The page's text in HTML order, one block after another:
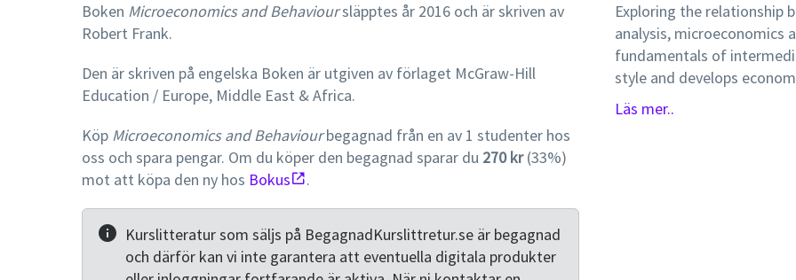
Boken Microeconomics and Behavioursläpptes år 2016 och är skriven av
Robert Frank.
Den är skriven på engelska Boken är utgiven av förlaget McGraw-Hill
Education / Europe, Middle East & Africa.
Köp Microeconomics and Behaviourbegagnad från en av 1 studenter hos
oss och spara pengar. Om du köper den begagnad sparar du 270 kr(33%)
mot att köpa den ny hos Bokus .
Kurslitteratur som säljs på BegagnadKurslittretur.se är begagnad
och därför kan vi inte garantera att eventuella digitala produkter
Exploring the relationship
analysis, microeconomics
fundamentals of
style and develops
continually encourages
Läs mer..